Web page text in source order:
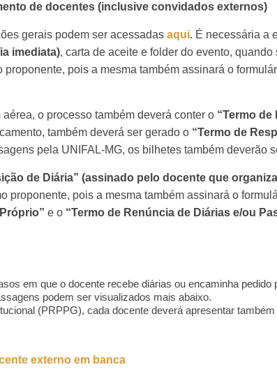
de docentes (inclusive convidados externos)
gerais podem ser acessadas aqui. É necessária a
imediata), carta de aceite e folder do evento,
pois a mesma também assinará o
o processo também deverá conter o “Termo de
também deverá ser gerado o “Termo de
pela UNIFAL-MG, os bilhetes também deverão
de Diária” (assinado pelo docente que
proponente, pois a mesma também assinará o
e o “Termo de Renúncia de Diárias e/ou
em que o docente recebe diárias ou encaminha pedido
podem ser visualizados mais abaixo.
(PRPPG), cada docente deverá apresentar
externo em banca